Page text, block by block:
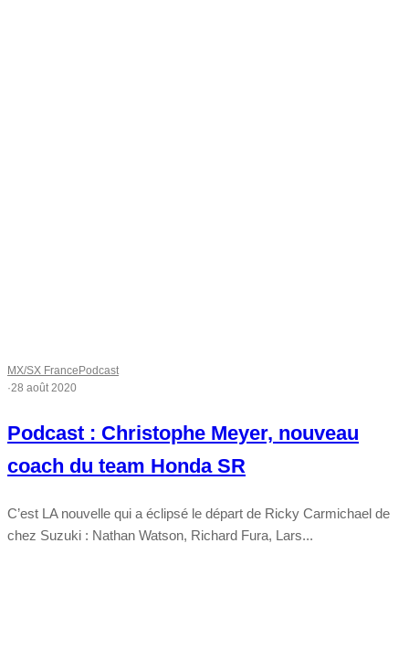
MX/SX France Podcast
·28 août 2020
Podcast : Christophe Meyer, nouveau
coach du team Honda SR
C’est LA nouvelle qui a éclipsé le départ de Ricky Carmichael de
chez Suzuki : Nathan Watson, Richard Fura, Lars...